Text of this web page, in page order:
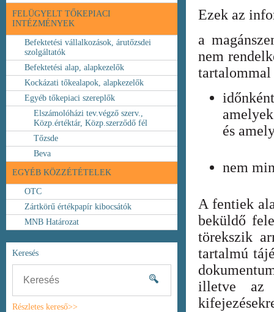
FELÜGYELT TŐKEPIACI
INTÉZMÉNYEK
Befektetési vállalkozások, árutőzsdei
szolgáltatók
Befektetési alap, alapkezelők
Kockázati tőkealapok, alapkezelők
Egyéb tőkepiaci szereplők
Elszámolóházi tev.végző szerv.,
Közp.értéktár, Közp.szerződő fél
Tőzsde
Beva
EGYÉB KÖZZÉTÉTELEK
OTC
Zártkörű értékpapír kibocsátók
MNB Határozat
Keresés
Részletes kereső>>
Ezek az
a
nem
és
nem
A fentiek
beküldő
törekszik
tartalmú
illetve az